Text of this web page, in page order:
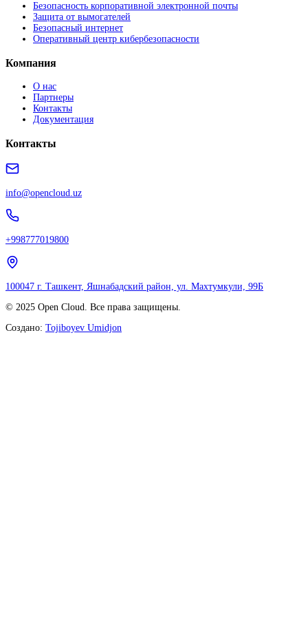
Безопасность корпоративной электронной почты
Защита от вымогателей
Безопасный интернет
Оперативный центр кибербезопасности
Компания
О нас
Партнеры
Контакты
Документация
Контакты
info@opencloud.uz
+998777019800
100047 г. Ташкент, Яшнабадский район, ул. Махтумкули, 99Б
© 2025 Open Cloud. Все права защищены.
Создано: Tojiboyev Umidjon